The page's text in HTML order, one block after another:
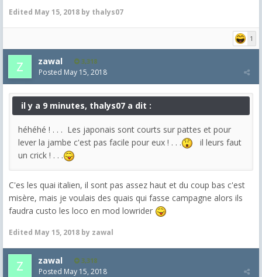
Edited May 15, 2018 by thalys07
1
zawal 3,318
Posted May 15, 2018
il y a 9 minutes, thalys07 a dit :
héhéhé ! . . . Les japonais sont courts sur pattes et pour
lever la jambe c'est pas facile pour eux ! . . .
il leurs faut
un crick ! . . .
C'es les quai italien, il sont pas assez haut et du coup bas c'est
misère, mais je voulais des quais qui fasse campagne alors ils
faudra custo les loco en mod lowrider
Edited May 15, 2018 by zawal
zawal 3,318
Posted May 15, 2018